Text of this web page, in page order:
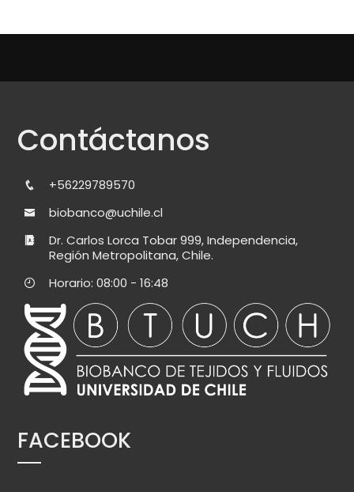
Contáctanos
+56229789570
biobanco@uchile.cl
Dr. Carlos Lorca Tobar 999, Independencia,
Región Metropolitana, Chile.
Horario: 08:00 - 16:48
FACEBOOK